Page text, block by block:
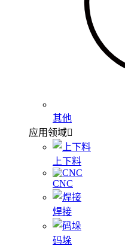
其他
应用领域
上下料
CNC
焊接
码垛